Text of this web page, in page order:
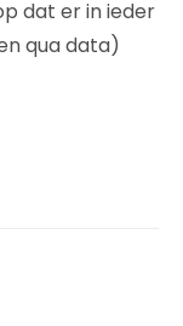
dat er in ieder
qua data)